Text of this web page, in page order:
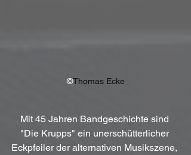
©Thomas Ecke
Mit 45 Jahren Bandgeschichte sind
"Die Krupps" ein unerschütterlicher
Eckpfeiler der alternativen Musikszene,